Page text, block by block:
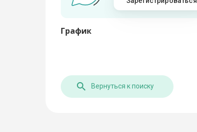
График
Вернуться к поиску